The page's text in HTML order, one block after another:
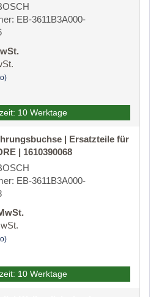
EB-3611B3A000-
10 Werktage
| Ersatzteile für
| 1610390068
EB-3611B3A000-
10 Werktage